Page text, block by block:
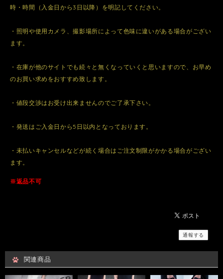
時・時間（入金日から3日以降）を明記してください。
・照明や使用カメラ、撮影場所によって色味に違いがある場合がござい
ます。
・在庫が他のサイトでも続々と無くなっていくと思いますので、お早め
のお買い求めをおすすめ致します。
・値段交渉はお受け出来ませんのでご了承下さい。
・発送はご入金日から5日以内となっております。
・未払いキャンセルなどが続く場合はご注文制限がかかる場合がござい
ます。
※返品不可
通報する
関連商品